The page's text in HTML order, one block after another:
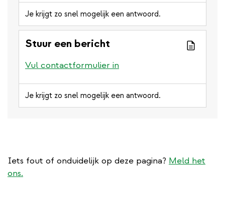
Je krijgt zo snel mogelijk een antwoord.
Stuur een bericht
Vul contactformulier in
Je krijgt zo snel mogelijk een antwoord.
Iets fout of onduidelijk op deze pagina? Meld het
ons.